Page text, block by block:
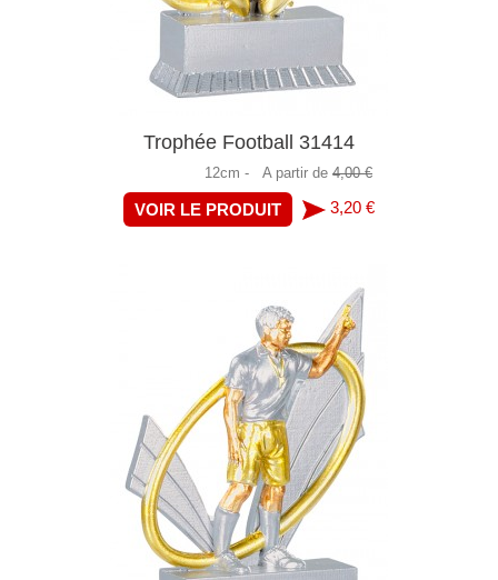
Trophée Football 31414
12cm - A partir de 4,00 €
VOIR LE PRODUIT 3,20 €